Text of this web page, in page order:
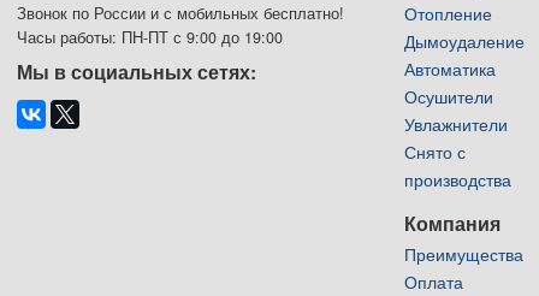
Звонок по России и с мобильных бесплатно!
Часы работы: ПН-ПТ с 9:00 до 19:00
Мы в социальных сетях:
Отопление
Дымоудаление
Автоматика
Осушители
Увлажнители
Снято с
производства
Компания
Преимущества
Оплата